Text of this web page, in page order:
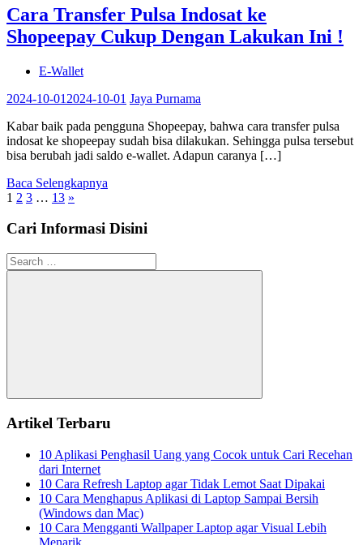
Cara Transfer Pulsa Indosat ke
Shopeepay Cukup Dengan Lakukan Ini !
E-Wallet
2024-10-01 2024-10-01 Jaya Purnama
Kabar baik pada pengguna Shopeepay, bahwa cara transfer pulsa
indosat ke shopeepay sudah bisa dilakukan. Sehingga pulsa tersebut
bisa berubah jadi saldo e-wallet. Adapun caranya […]
Baca Selengkapnya
Paginasi
pos
1 2 3 … 13 Next
»
Cari Informasi Disini
Search
for:
Search
Artikel Terbaru
10 Aplikasi Penghasil Uang yang Cocok untuk Cari Recehan
dari Internet
10 Cara Refresh Laptop agar Tidak Lemot Saat Dipakai
10 Cara Menghapus Aplikasi di Laptop Sampai Bersih
(Windows dan Mac)
10 Cara Mengganti Wallpaper Laptop agar Visual Lebih
Menarik